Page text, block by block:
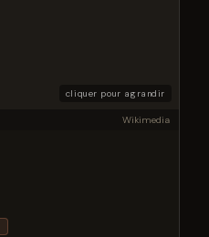
cliquer pour agrandir
Wikimedia